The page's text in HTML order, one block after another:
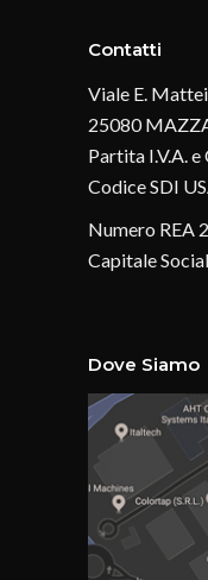
Contatti
Viale E.
25080
Partita I.V.A.
Codice SDI
Numero REA
Capitale
Dove Siamo